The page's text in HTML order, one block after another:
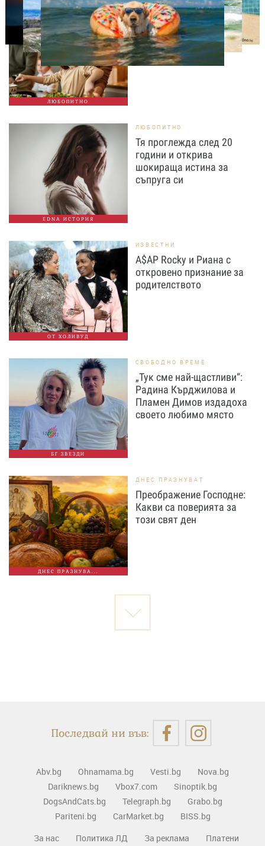
ЛЮБОПИТНО
ЛЮБОПИТНО
Тайната на добрата
вечеря не се крие в
сложната рецепта
EDNA ИСТОРИЯ
ЛЮБОПИТНО
Тя проглежда след 20
години и открива
шокираща истина за
съпруга си
ОТ ХОЛИВУД
ИЗВЕСТНИ
A$AP Rocky и Риана с
откровено признание за
родителството
БГ ЗВЕЗДИ
СВОБОДНО ВРЕМЕ
„Тук сме най-щастливи“:
Радина Кърджилова и
Пламен Димов издадоха
своето любимо място
ДНЕС ПРАЗНУВА...
ДНЕС ПРАЗНУВАТ
Преображение Господне:
Какви са поверията за
този свят ден
Последвай ни във:
Abv.bg Ohnamama.bg Vesti.bg
Nova.bg
Dariknews.bg
Vbox7.com
Sinoptik.bg
DogsAndCats.bg
Telegraph.bg
Grabo.bg
Pariteni.bg
CarMarket.bg
BISS.bg
За нас
Политика ЛД За реклама Платени